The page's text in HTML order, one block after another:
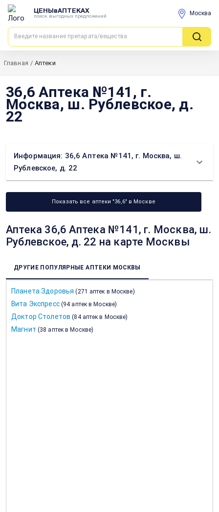
ЦЕНЫвАПТЕКАХ
поиск выгодных предложений Москва
Главная / Аптеки
36,6 Аптека №141, г.
Москва, ш. Рублевское, д.
22
Информация: 36,6 Аптека №141, г. Москва, ш.
Рублевское, д. 22
Показать все аптеки "36,6" в Москве
Аптека 36,6 Аптека №141, г. Москва, ш.
Рублевское, д. 22 на карте Москвы
ДРУГИЕ ПОПУЛЯРНЫЕ АПТЕКИ МОСКВЫ
Планета Здоровья (271 аптек в Москве)
Вита Экспресс (94 аптек в Москве)
Доктор Столетов (84 аптек в Москве)
Магнит (38 аптек в Москве)